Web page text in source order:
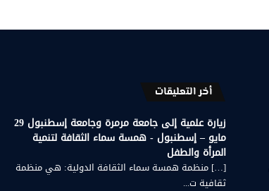
أخر التعليقات
زيارة علمية إلى جامعة مرمرة وجامعة إسطنبول 29
مايو – إسطنبول - همسة سماء الثقافة لتنمية
المرأة والطفل
[…] منظمة همسة سماء الثقافة الدولية: هي منظمة
ثقافية ت...